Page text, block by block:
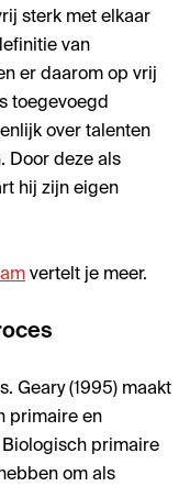
sterk met elkaar
van
er daarom op vrij
toegevoegd
over talenten
Door deze als
hij zijn eigen
vertelt je meer.
Geary (1995) maakt
primaire en
primaire
om als